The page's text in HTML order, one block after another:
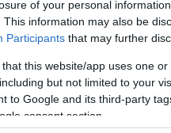
of your personal
This information may also be
Participants that may further
that this website/app uses one
but not limited to your
to Google and its third-party
consent section.